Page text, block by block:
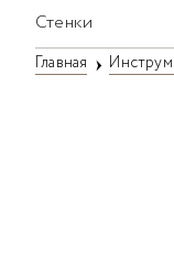
Стенки
Главная